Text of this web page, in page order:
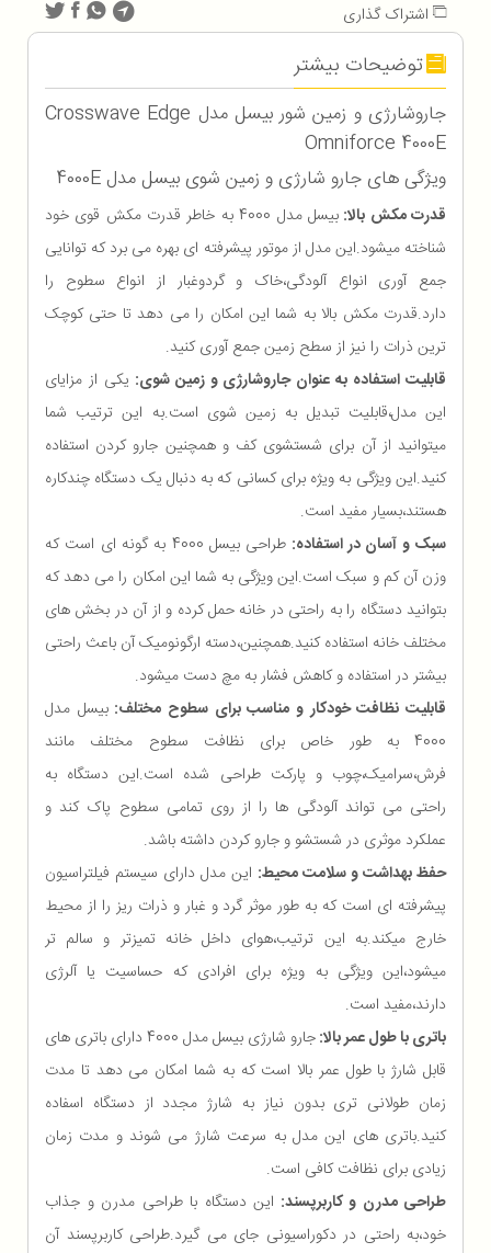
اشتراک گذاری
توضیحات بیشتر
جاروشارژی و زمین شور بیسل مدل Crosswave Edge
Omniforce 4000E
ویژگی های جارو شارژی و زمین شوی بیسل مدل 4000E
قدرت مکش بالا:
بیسل مدل 4000 به خاطر قدرت مکش قوی خود
شناخته میشود.این مدل از موتور پیشرفته ای بهره می برد که توانایی
جمع آوری انواع آلودگی،خاک و گردوغبار از انواع سطوح را
دارد.قدرت مکش بالا به شما این امکان را می دهد تا حتی کوچک
ترین ذرات را نیز از سطح زمین جمع آوری کنید.
قابلیت استفاده به عنوان جاروشارژی و زمین شوی: یکی از مزایای
این مدل،قابلیت تبدیل به زمین شوی است.به این ترتیب شما
میتوانید از آن برای شستشوی کف و همچنین جارو کردن استفاده
کنید.این ویژگی به ویژه برای کسانی که به دنبال یک دستگاه چندکاره
هستند،بسیار مفید است.
سبک و آسان در استفاده:
طراحی بیسل 4000 به گونه ای است که
وزن آن کم و سبک است.این ویژگی به شما این امکان را می دهد که
بتوانید دستگاه را به راحتی در خانه حمل کرده و از آن در بخش های
مختلف خانه استفاده کنید.همچنین،دسته ارگونومیک آن باعث راحتی
بیشتر در استفاده و کاهش فشار به مچ دست میشود.
قابلیت نظافت خودکار و مناسب برای سطوح مختلف:بیسل مدل
4000 به طور خاص برای نظافت سطوح مختلف مانند
فرش،سرامیک،چوب و پارکت طراحی شده است.این دستگاه به
راحتی می تواند آلودگی ها را از روی تمامی سطوح پاک کند و
عملکرد موثری در شستشو و جارو کردن داشته باشد.
حفظ بهداشت و سلامت محیط: این مدل دارای سیستم فیلتراسیون
پیشرفته ای است که به طور موثر گرد و غبار و ذرات ریز را از محیط
خارج میکند.به این ترتیب،هوای داخل خانه تمیزتر و سالم تر
میشود،این ویژگی به ویژه برای افرادی که حساسیت یا آلرژی
دارند،مفید است.
باتری با طول عمر بالا:
جارو شارژی بیسل مدل 4000 دارای باتری های
قابل شارژ با طول عمر بالا است که به شما امکان می دهد تا مدت
زمان طولانی تری بدون نیاز به شارژ مجدد از دستگاه اسفاده
کنید.باتری های این مدل به سرعت شارژ می شوند و مدت زمان
زیادی برای نظافت کافی است.
طراحی مدرن و کاربرپسند: این دستگاه با طراحی مدرن و جذاب
خود،به راحتی در دکوراسیونی جای می گیرد.طراحی کاربرپسند آن